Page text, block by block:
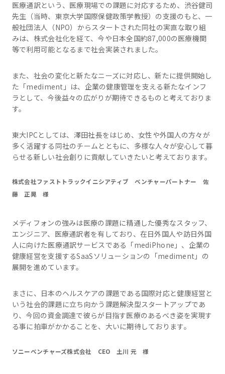
医療通訳という、医療現場での課題に対応するため、渋谷健司
先生（当時、東京大学国際保健政策学教授）の支援のもと、一
般社団法人（NPO）からスタートされた同社の実直な取り組
みは、株式会社化を経て、今や日本全国約87,000の医療機関
等で利用可能となるまで社会実装されました。
また、社会の変化と新たなニーズに対応し、新たに提供開始し
た「mediment」は、企業の健康管理を支える新たなインフ
ラとして、今後益々の広がりが期待できるものと考えておりま
す。
東大IPCとしては、澤田社長をはじめ、女性や外国人の方々が
多く活躍する同社のチームとともに、多様な人々が安心して暮
らせる新しい社会創りに貢献していきたいと考えております。
株式会社ファストトラックイニシアティブ ベンチャーパートナー 佐
藤 正晃 様
メディフォンの強みは医療の課題に精通した優秀なスタッフ、
エンジニア、医療通訳者を有しており、在日外国人や訪日外国
人に向けた医療通訳サービスである「mediPhone」、企業の
健康経営を支援するSaaSソリューションの「mediment」の
展開を進めています。
まさに、日本のヘルスケアの課題である国際対応と健康経営と
いう社会的課題に立ち向かう課題解決型スタートアップであ
り、今回の資金調達で彼らが目指す医療のあるべき姿を実現す
る事に拍車がかかることを、大いに期待しております。
ソニーベンチャーズ株式会社 CEO 土川 元 様